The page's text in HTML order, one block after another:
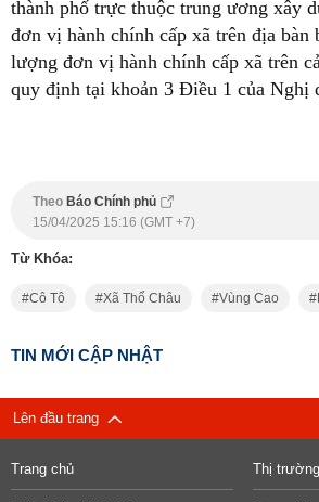
thành phố trực thuộc trung ương xây
đơn vị hành chính cấp xã trên địa bàn
lượng đơn vị hành chính cấp xã trên
quy định tại khoản 3 Điều 1 của Nghị
Theo Báo Chính phủ
15/04/2025 15:16 (GMT +7)
Từ Khóa:
Cô Tô Xã Thổ Châu Vùng Cao
TIN MỚI CẬP NHẬT
Lên đầu trang
Trang chủ Thị